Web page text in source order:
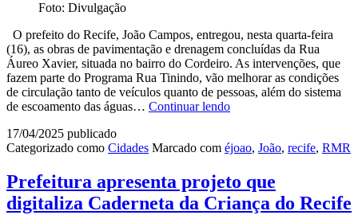
Foto: Divulgação
O prefeito do Recife, João Campos, entregou, nesta quarta-feira
(16), as obras de pavimentação e drenagem concluídas da Rua
Áureo Xavier, situada no bairro do Cordeiro. As intervenções, que
fazem parte do Programa Rua Tinindo, vão melhorar as condições
de circulação tanto de veículos quanto de pessoas, além do sistema
de escoamento das águas… Continuar lendoPrefeitura
finaliza
da
Rua
Áureo
17/04/2025 publicado
Categorizado como Cidades Marcado com éjoao, João, recife, RMR
Prefeitura apresenta projeto que
digitaliza Caderneta da Criança do Recife